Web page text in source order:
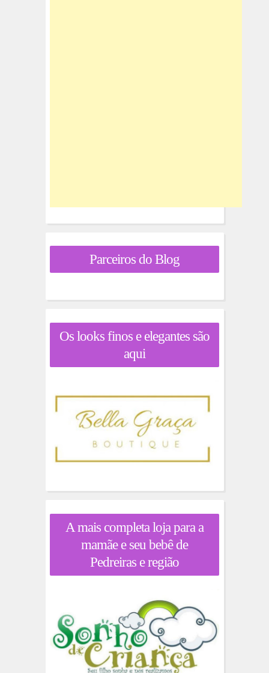
Parceiros do Blog
Os looks finos e elegantes são
aqui
A mais completa loja para a
mamãe e seu bebê de
Pedreiras e região